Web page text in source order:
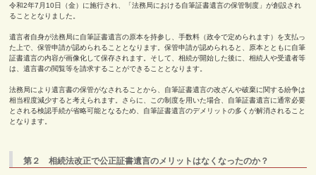
令和2年7 月10日（金）に施行され、「法務局における自筆証書遺言の保管制度」が創設され
ることとなりました。
遺言者自身が法務局に自筆証書遺言の原本を持参し、手数料（政令で定められます）を支払っ
た上で、保管申請が認められることとなります。保管申請が認められると、原本とともに自筆
証書遺言の内容が画像化して保存されます。そして、相続が開始した後に、相続人や受遺者等
は、遺言書の閲覧等を請求することができることとなります。
法務局により遺言書の保管がなされることから、自筆証書遺言の改ざんや破棄に関する紛争は
相当程度減少すると考えられます。さらに、この制度を用いた場合、自筆証書遺言に通常必要
とされる検認手続が省略可能となるため、自筆証書遺言のデメリットの多くが解消されること
となります。
第２ 相続法改正で公正証書遺言のメリットはなくなったのか？